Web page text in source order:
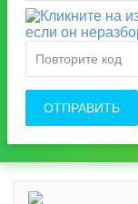
ОТПРАВИТЬ